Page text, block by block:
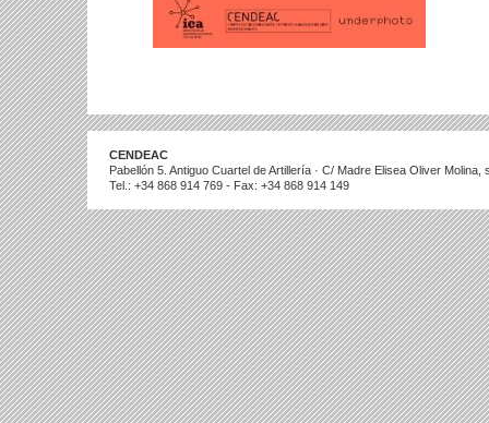
CENDEAC
Pabellón 5. Antiguo Cuartel de Artillería · C/ Madre Elisea Oliver
Tel.: +34 868 914 769 - Fax: +34 868 914 149